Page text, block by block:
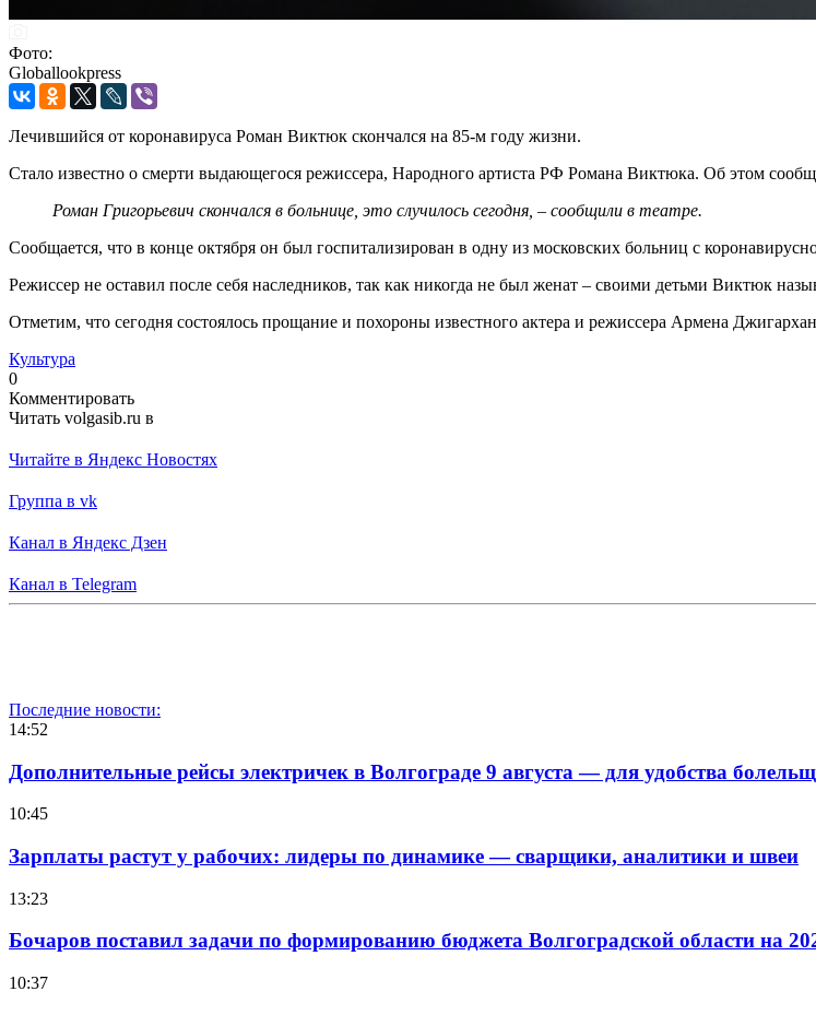
Фото:
Globallookpress
Лечившийся от коронавируса Роман Виктюк скончался на 85-м году жизни.
Стало известно о смерти выдающегося режиссера, Народного артиста РФ Романа Виктюка. Об этом
Роман Григорьевич скончался в больнице, это случилось сегодня, – сообщили в театре.
Сообщается, что в конце октября он был госпитализирован в одну из московских больниц с
Режиссер не оставил после себя наследников, так как никогда не был женат – своими детьми Виктюк
Отметим, что сегодня состоялось прощание и похороны известного актера и режиссера Армена
Культура
0
Комментировать
Читать volgasib.ru в
Читайте в Яндекс Новостях
Группа в vk
Канал в Яндекс Дзен
Канал в Telegram
Последние новости:
14:52
Дополнительные рейсы электричек в Волгограде 9 августа — для удобства
10:45
Зарплаты растут у рабочих: лидеры по динамике — сварщики, аналитики и швеи
13:23
Бочаров поставил задачи по формированию бюджета Волгоградской области на
10:37